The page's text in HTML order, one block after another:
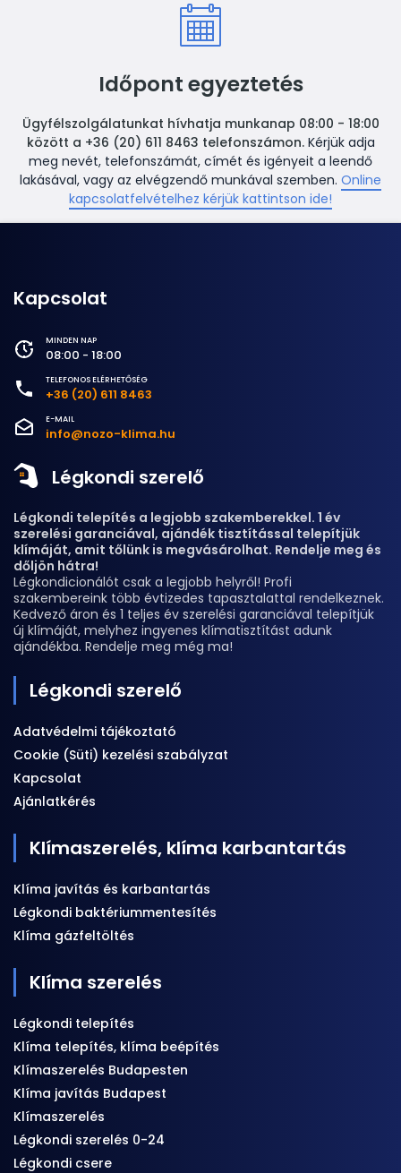
Időpont egyeztetés
Ügyfélszolgálatunkat hívhatja munkanap 08:00 - 18:00
között a +36 (20) 611 8463 telefonszámon. Kérjük adja
meg nevét, telefonszámát, címét és igényeit a leendő
lakásával, vagy az elvégzendő munkával szemben. Online
kapcsolatfelvételhez kérjük kattintson ide!
Kapcsolat
MINDEN NAP
08:00 - 18:00
TELEFONOS ELÉRHETŐSÉG
+36 (20) 611 8463
E-MAIL
info@nozo-klima.hu
Légkondi szerelő
Légkondi telepítés a legjobb szakemberekkel. 1 év
szerelési garanciával, ajándék tisztítással telepítjük
klímáját, amit tőlünk is megvásárolhat. Rendelje meg és
dőljön hátra!
Légkondicionálót csak a legjobb helyről! Profi
szakembereink több évtizedes tapasztalattal rendelkeznek.
Kedvező áron és 1 teljes év szerelési garanciával telepítjük
új klímáját, melyhez ingyenes klímatisztítást adunk
ajándékba. Rendelje meg még ma!
Légkondi szerelő
Adatvédelmi tájékoztató
Cookie (Süti) kezelési szabályzat
Kapcsolat
Ajánlatkérés
Klímaszerelés, klíma karbantartás
Klíma javítás és karbantartás
Légkondi baktériummentesítés
Klíma gázfeltöltés
Klíma szerelés
Légkondi telepítés
Klíma telepítés, klíma beépítés
Klímaszerelés Budapesten
Klíma javítás Budapest
Klímaszerelés
Légkondi szerelés 0-24
Légkondi csere